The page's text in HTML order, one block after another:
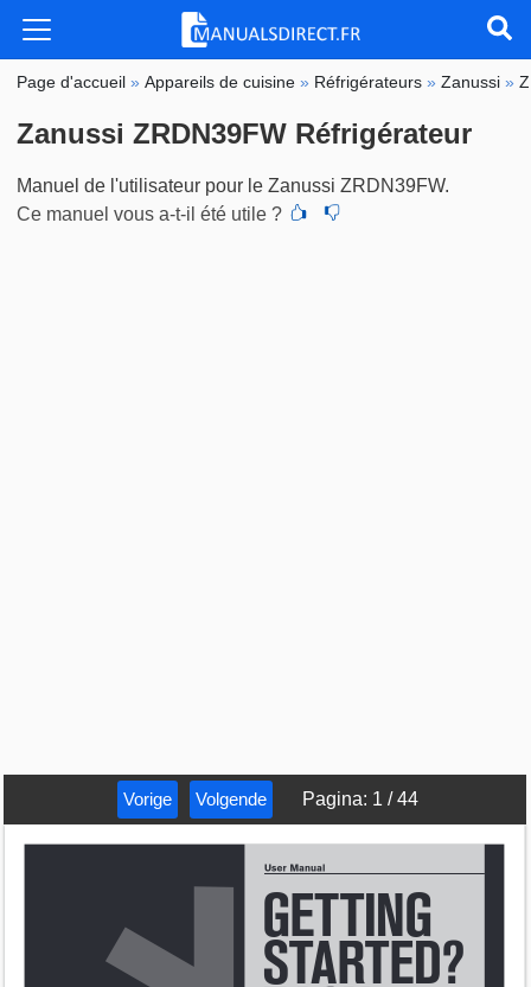
Page d'accueil »Appareils de cuisine » Réfrigérateurs »Zanussi »
Zanussi ZRDN39FW Réfrigérateur
Manuel de l'utilisateur pour le Zanussi ZRDN39FW.
Ce manuel vous a-t-il été utile ?
Vorige Volgende Pagina: 1 /44